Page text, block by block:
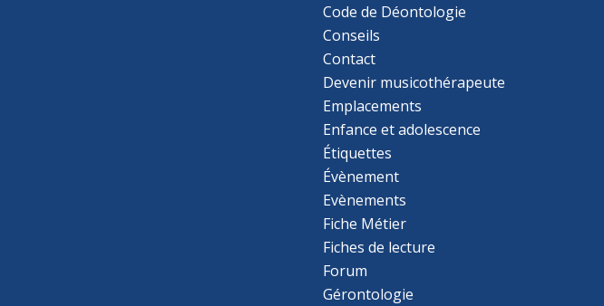
Code de Déontologie
Conseils
Contact
Devenir musicothérapeute
Emplacements
Enfance et adolescence
Étiquettes
Évènement
Evènements
Fiche Métier
Fiches de lecture
Forum
Gérontologie